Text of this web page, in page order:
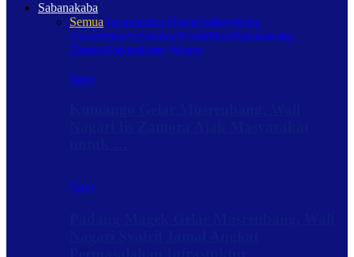
Sabanakaba
SemuaSabanakaba NagariSabanakaba
PariwaraSabanakaba PendidikanSabanakaba
RantauSabanakaba Wisata
Baru
Baru